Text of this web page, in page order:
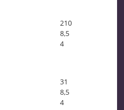
210
8,5
4
31
8,5
4